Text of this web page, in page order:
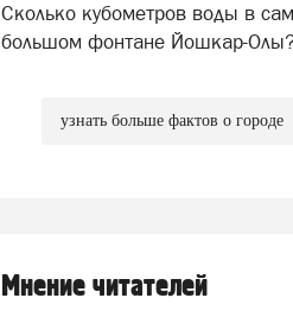
Сколько кубометров воды в
большом фонтане Йошкар-
узнать больше фактов о городе
Мнение читателей